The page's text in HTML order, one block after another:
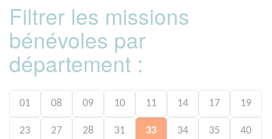
Filtrer les missions
bénévoles par
département :
01 08 09 10 11 14 17 19
23 27 28 31 33 34 35 40